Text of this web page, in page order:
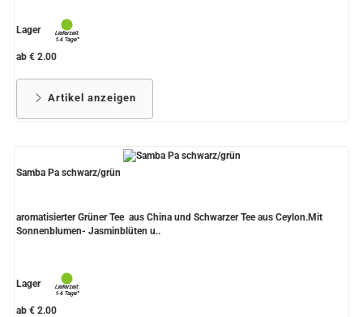
Lager
ab € 2.00
Artikel anzeigen
Samba Pa schwarz/grün
aromatisierter Grüner Tee aus China und Schwarzer Tee aus Ceylon.Mit
Sonnenblumen- Jasminblüten u..
Lager
ab € 2.00